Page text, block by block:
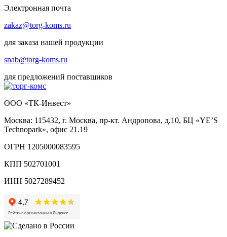
Электронная почта
zakaz@torg-koms.ru
для заказа нашей продукции
snab@torg-koms.ru
для предложений поставщиков
ООО «ТК-Инвест»
Москва: 115432, г. Москва, пр-кт. Андропова, д.10, БЦ «YE’S
Technopark», офис 21.19
ОГРН 1205000083595
КПП 502701001
ИНН 5027289452